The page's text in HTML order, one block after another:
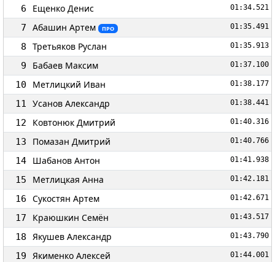
6 Ещенко Денис 01:34.521
7 Абашин Артем ПРО 01:35.491
8 Третьяков Руслан 01:35.913
9 Бабаев Максим 01:37.100
10 Метлицкий Иван 01:38.177
11 Усанов Александр 01:38.441
12 Ковтонюк Дмитрий 01:40.316
13 Помазан Дмитрий 01:40.766
14 Шабанов Антон 01:41.938
15 Метлицкая Анна 01:42.181
16 Сукостян Артем 01:42.671
17 Краюшкин Семён 01:43.517
18 Якушев Александр 01:43.790
19 Якименко Алексей 01:44.001